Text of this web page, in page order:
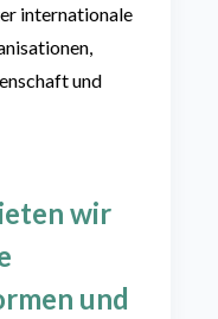
internationale
und
wir
und